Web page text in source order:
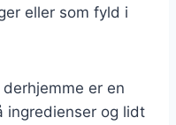
eller som fyld i
er en
ingredienser og lidt